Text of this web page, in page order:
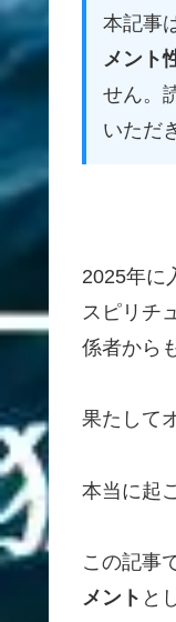
本記事
メント
せん。
いただ
2025年に
スピリチ
係者から
果たして
本当に起
この記事
メント と